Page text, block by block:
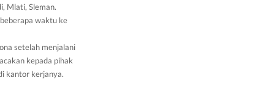
Mlati, Sleman.
waktu ke
setelah menjalani
kepada pihak
kantor kerjanya.